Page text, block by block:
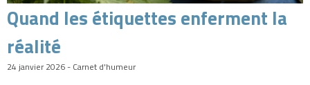
Quand les étiquettes enferment la
réalité
24 janvier 2026 - Carnet d'humeur